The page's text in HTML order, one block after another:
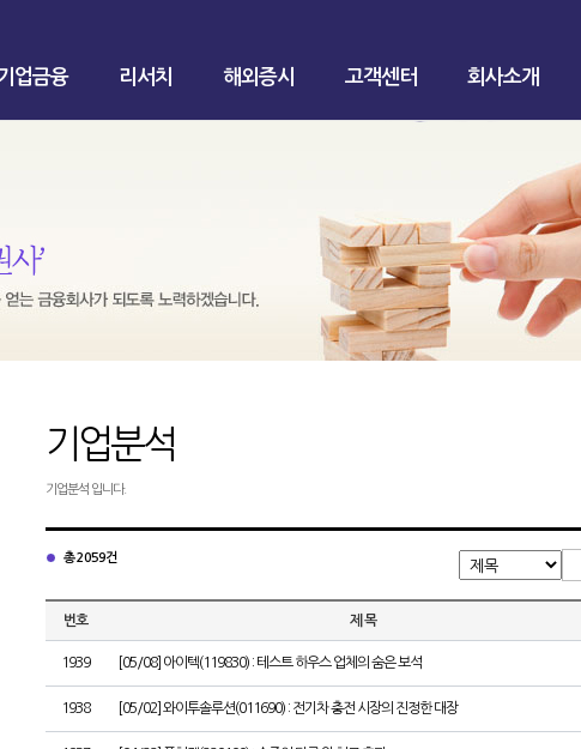
업금융 리서치 해외증시 고객센터 회사소개
기업분석
기업분석 입니다.
총 2059건
번호 제 목
1939 [05/08] 아이텍(119830) : 테스트 하우스 업체의 숨은 보석
1938 [05/02] 와이투솔루션(011690) : 전기차 충전 시장의 진정한 대장